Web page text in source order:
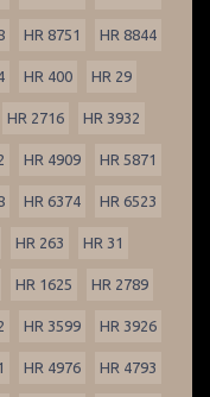
HR 8751 HR 8844
HR 400 HR 29
HR 2716 HR 3932
HR 4909 HR 5871
HR 6374 HR 6523
HR 263 HR 31
HR 1625 HR 2789
HR 3599 HR 3926
HR 4976 HR 4793